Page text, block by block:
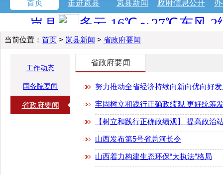
首页 走进岚县 岚县新闻 政府信息公开
当前位置： 首页 > 岚县新闻 > 省政府要闻
工作动态
国务院要闻
省政府要闻
省政府要闻
努力推动全省经济持续向新向优向好
牢固树立和践行正确政绩观 更好统筹
【树立和践行正确政绩观】 提高政治
山西发布第5号省总河长令
山西着力构建生态环保“大执法”格局